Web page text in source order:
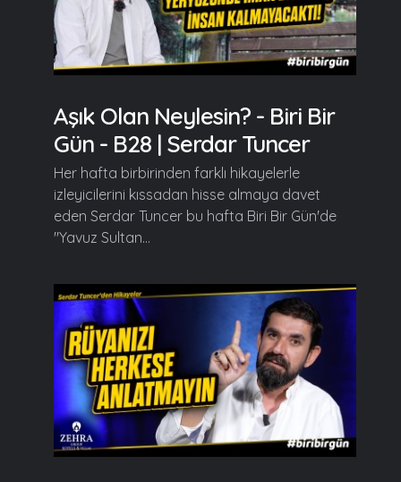
Aşık Olan Neylesin? - Biri Bir
Gün - B28 | Serdar Tuncer
Her hafta birbirinden farklı hikayelerle
izleyicilerini kıssadan hisse almaya davet
eden Serdar Tuncer bu hafta Biri Bir Gün'de
"Yavuz Sultan...